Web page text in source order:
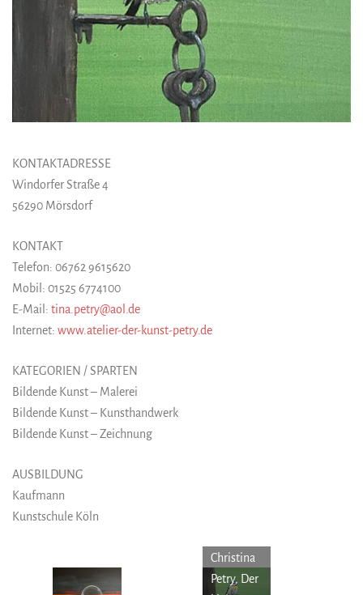
KONTAKTADRESSE
Windorfer Straße 4
56290 Mörsdorf
KONTAKT
Telefon: 06762 9615620
Mobil: 01525 6774100
E-Mail: tina.petry@aol.de
Internet: www.atelier-der-kunst-petry.de
KATEGORIEN / SPARTEN
Bildende Kunst – Malerei
Bildende Kunst – Kunsthandwerk
Bildende Kunst – Zeichnung
AUSBILDUNG
Kaufmann
Kunstschule Köln
Christina
Petry, Der